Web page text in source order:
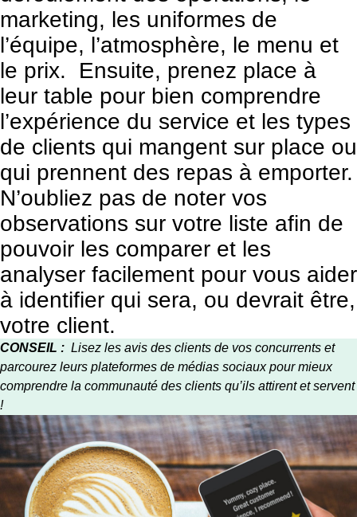
marketing, les uniformes de
l’équipe, l’atmosphère, le menu et
le prix. Ensuite, prenez place à
leur table pour bien comprendre
l’expérience du service et les types
de clients qui mangent sur place ou
qui prennent des repas à emporter.
N’oubliez pas de noter vos
observations sur votre liste afin de
pouvoir les comparer et les
analyser facilement pour vous aider
à identifier qui sera, ou devrait être,
votre client.
CONSEIL : Lisez les avis des clients de vos concurrents et
parcourez leurs plateformes de médias sociaux pour mieux
comprendre la communauté des clients qu’ils attirent et servent
!